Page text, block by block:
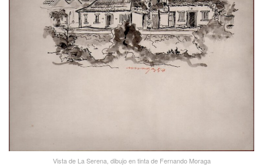
Vista de La Serena, dibujo en tinta de Fernando Moraga